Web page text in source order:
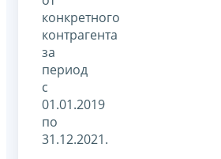
конкретного
контрагента
за
период
с
01.01.2019
по
31.12.2021.